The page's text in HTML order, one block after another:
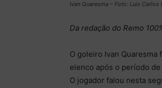
Ivan Quaresma – Foto: Luis Carlos
Da redação do Remo
O goleiro Ivan
elenco após o período
O jogador falou nesta